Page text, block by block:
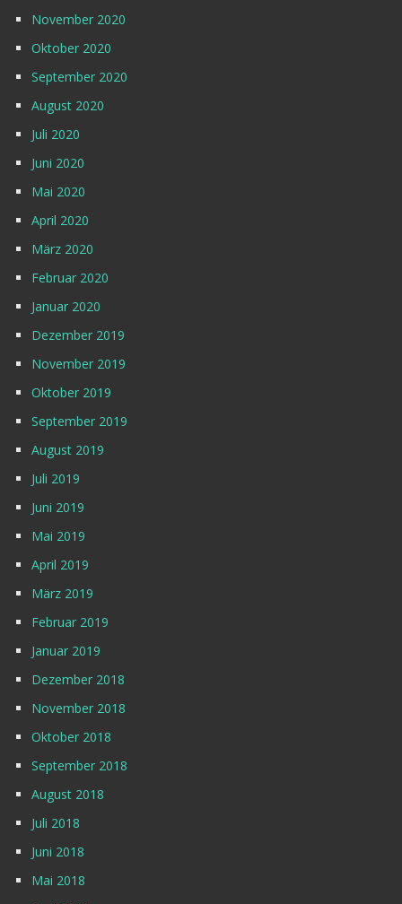
November 2020
Oktober 2020
September 2020
August 2020
Juli 2020
Juni 2020
Mai 2020
April 2020
März 2020
Februar 2020
Januar 2020
Dezember 2019
November 2019
Oktober 2019
September 2019
August 2019
Juli 2019
Juni 2019
Mai 2019
April 2019
März 2019
Februar 2019
Januar 2019
Dezember 2018
November 2018
Oktober 2018
September 2018
August 2018
Juli 2018
Juni 2018
Mai 2018